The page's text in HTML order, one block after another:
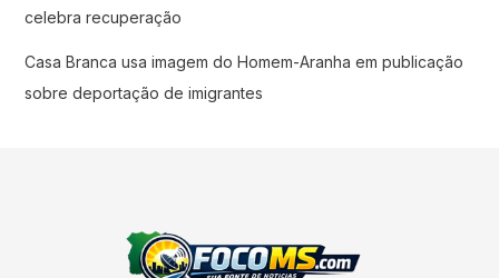
celebra recuperação
Casa Branca usa imagem do Homem-Aranha em publicação
sobre deportação de imigrantes